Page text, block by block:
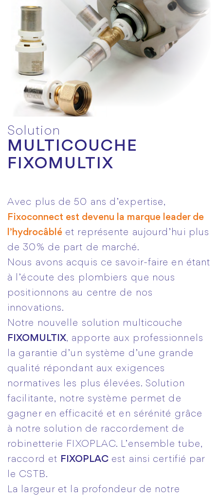
Solution
MULTICOUCHE
FIXOMULTIX
Avec plus de 50 ans d’expertise,
Fixoconnect est devenu la marque leader de
l’hydrocâblé et représente aujourd’hui plus
de 30% de part de marché.
Nous avons acquis ce savoir-faire en étant
à l’écoute des plombiers que nous
positionnons au centre de nos
innovations.
Notre nouvelle solution multicouche
FIXOMULTIX, apporte aux professionnels
la garantie d’un système d’une grande
qualité répondant aux exigences
normatives les plus élevées. Solution
facilitante, notre système permet de
gagner en efficacité et en sérénité grâce
à notre solution de raccordement de
robinetterie FIXOPLAC. L’ensemble tube,
raccord et FIXOPLAC est ainsi certifié par
le CSTB.
La largeur et la profondeur de notre